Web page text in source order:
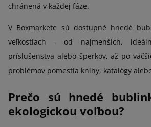
chránená v každej fáze.
V Boxmarkete sú dostupné hnedé
veľkostiach - od najmenších,
príslušenstva alebo šperkov, až po
problémov pomestia knihy, katalógy
Prečo sú hnedé
ekologickou voľbou?